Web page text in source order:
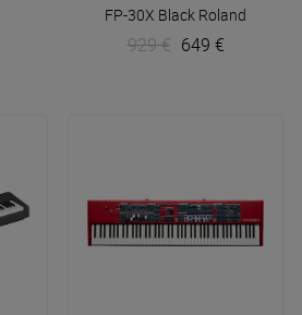
FP-30X Black Roland
929 € 649 €